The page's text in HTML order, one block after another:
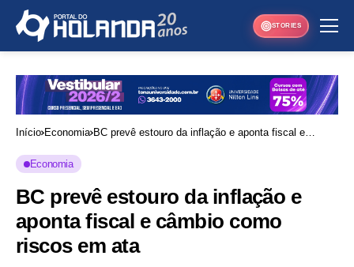
STORIES
Início Economia BC prevê estouro da inflação e aponta fiscal e
Economia
BC prevê estouro da inflação e
aponta fiscal e câmbio como
riscos em ata